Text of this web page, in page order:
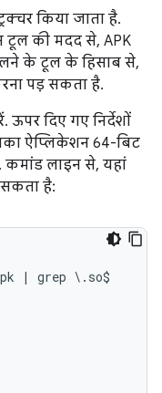
किया जाता है.
टूल की मदद से, APK
के टूल के हिसाब से,
पड़ सकता है.
दिए गए निर्देशों
ऐप्लिकेशन 64-बिट
कमांड लाइन से, यहां
है:
| grep \.so$